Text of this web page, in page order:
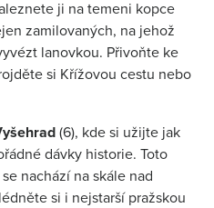
ji na temeni kopce
zamilovaných, na jehož
lanovkou. Přivoňte ke
si Křížovou cestu nebo
(6), kde si užijte jak
dávky historie. Toto
nachází na skále nad
si i nejstarší pražskou